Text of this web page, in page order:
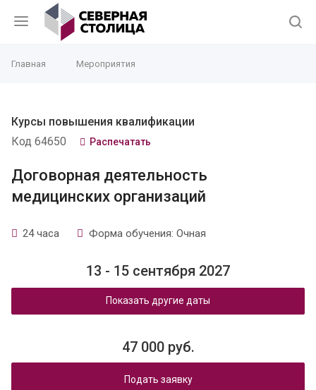
Главная Мероприятия
Курсы повышения квалификации
Код 64650
Распечатать
Договорная деятельность
медицинских организаций
24 часа Форма обучения: Очная
13 - 15 сентября 2027
Показать другие даты
47 000 руб.
Подать заявку